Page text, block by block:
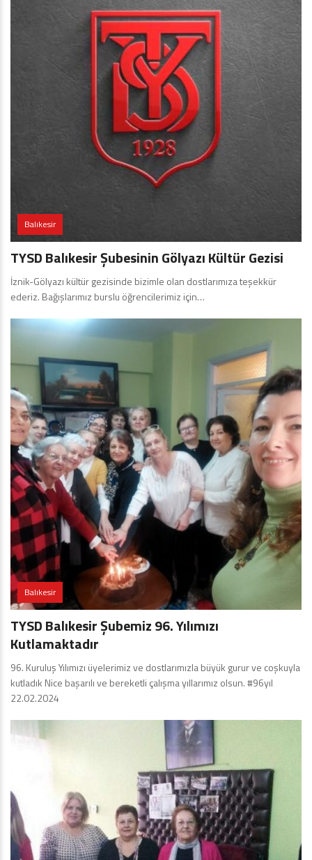
Balıkesir
TYSD Balıkesir Şubesinin Gölyazı Kültür Gezisi
İznik-Gölyazı kültür gezisinde bizimle olan dostlarımıza teşekkür
ederiz. Bağışlarımız burslu öğrencilerimiz için…
Balıkesir
TYSD Balıkesir Şubemiz 96. Yılımızı
Kutlamaktadır
96. Kuruluş Yılımızı üyelerimiz ve dostlarımızla büyük gurur ve coşkuyla
kutladık Nice başarılı ve bereketli çalışma yıllarımız olsun. #96yıl
22.02.2024